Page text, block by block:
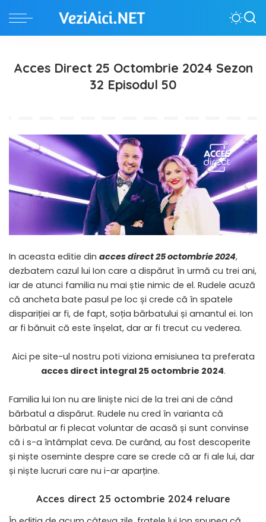
Acces Direct 25 Octombrie 2024 Sezon
32 Episodul 50
In aceasta editie din acces direct 25 octombrie 2024,
dezbatem cazul lui Ion care a dispărut în urmă cu trei ani,
iar de atunci familia nu mai știe nimic de el. Rudele acuză
că ancheta bate pasul pe loc și crede că în spatele
dispariției ar fi, de fapt, soția bărbatului și amantul ei. Ion
ar fi bănuit că este înșelat, dar ar fi trecut cu vederea.
Aici pe site-ul nostru poti viziona emisiunea ta preferata
acces direct integral 25 octombrie 2024.
Familia lui Ion nu are liniște nici de la trei ani de când
bărbatul a dispărut. Rudele nu cred în varianta că
bărbatul ar fi plecat voluntar de acasă și sunt convinse
că i s-a întâmplat ceva. De curând, au fost descoperite
și niște oseminte despre care se crede că ar fi ale lui, dar
și niște lucruri care nu i-ar aparține.
Acces direct 25 octombrie 2024 reluare